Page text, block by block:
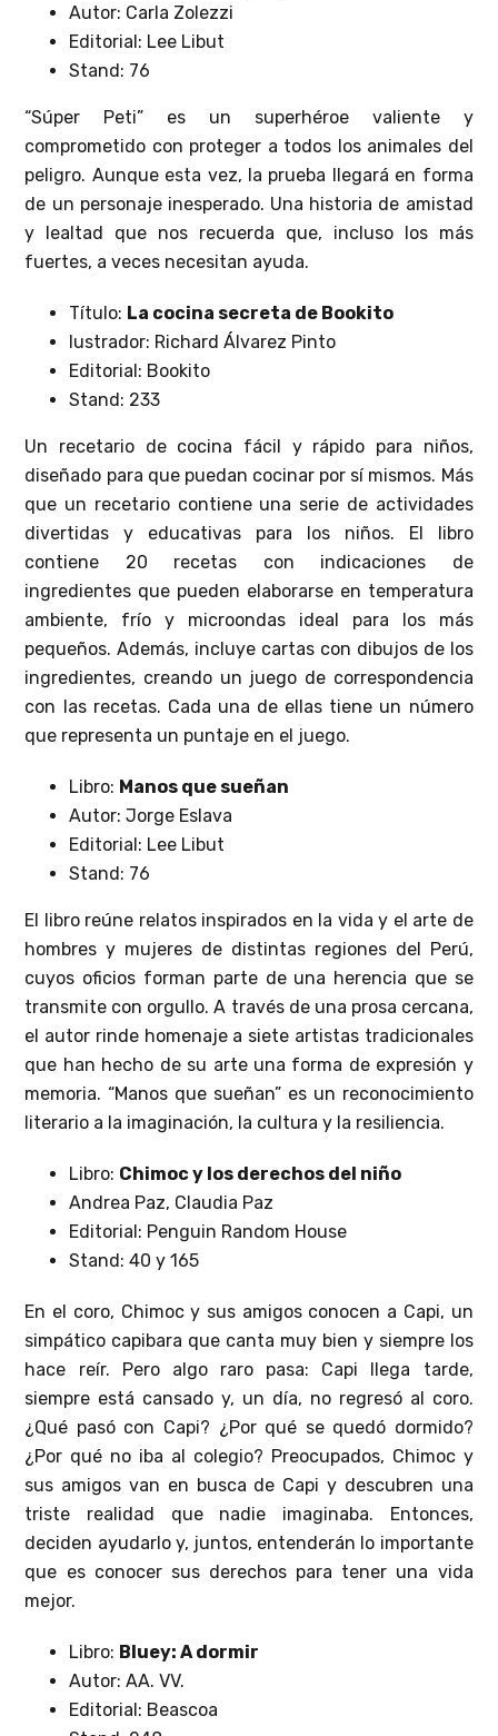
Autor: Carla Zolezzi
Editorial: Lee Libut
Stand: 76
“Súper Peti” es un superhéroe valiente y
comprometido con proteger a todos los animales del
peligro. Aunque esta vez, la prueba llegará en forma
de un personaje inesperado. Una historia de amistad
y lealtad que nos recuerda que, incluso los más
fuertes, a veces necesitan ayuda.
Título: La cocina secreta de Bookito
lustrador: Richard Álvarez Pinto
Editorial: Bookito
Stand: 233
Un recetario de cocina fácil y rápido para niños,
diseñado para que puedan cocinar por sí mismos. Más
que un recetario contiene una serie de actividades
divertidas y educativas para los niños. El libro
contiene 20 recetas con indicaciones de
ingredientes que pueden elaborarse en temperatura
ambiente, frío y microondas ideal para los más
pequeños. Además, incluye cartas con dibujos de los
ingredientes, creando un juego de correspondencia
con las recetas. Cada una de ellas tiene un número
que representa un puntaje en el juego.
Libro: Manos que sueñan
Autor: Jorge Eslava
Editorial: Lee Libut
Stand: 76
El libro reúne relatos inspirados en la vida y el arte de
hombres y mujeres de distintas regiones del Perú,
cuyos oficios forman parte de una herencia que se
transmite con orgullo. A través de una prosa cercana,
el autor rinde homenaje a siete artistas tradicionales
que han hecho de su arte una forma de expresión y
memoria. “Manos que sueñan” es un reconocimiento
literario a la imaginación, la cultura y la resiliencia.
Libro: Chimoc y los derechos del niño
Andrea Paz, Claudia Paz
Editorial: Penguin Random House
Stand: 40 y 165
En el coro, Chimoc y sus amigos conocen a Capi, un
simpático capibara que canta muy bien y siempre los
hace reír. Pero algo raro pasa: Capi llega tarde,
siempre está cansado y, un día, no regresó al coro.
¿Qué pasó con Capi? ¿Por qué se quedó dormido?
¿Por qué no iba al colegio? Preocupados, Chimoc y
sus amigos van en busca de Capi y descubren una
triste realidad que nadie imaginaba. Entonces,
deciden ayudarlo y, juntos, entenderán lo importante
que es conocer sus derechos para tener una vida
mejor.
Libro: Bluey: A dormir
Autor: AA. VV.
Editorial: Beascoa